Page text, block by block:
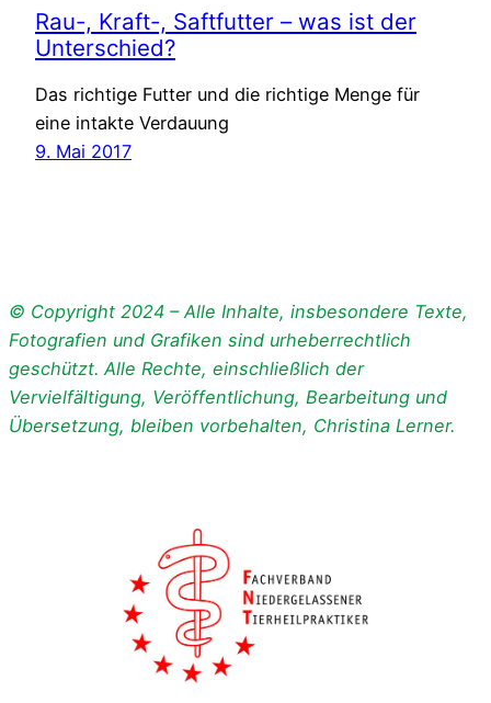
Rau-, Kraft-, Saftfutter – was ist der
Unterschied?
Das richtige Futter und die richtige Menge für
eine intakte Verdauung
9. Mai 2017
© Copyright 2024 – Alle Inhalte, insbesondere Texte,
Fotografien und Grafiken sind urheberrechtlich
geschützt. Alle Rechte, einschließlich der
Vervielfältigung, Veröffentlichung, Bearbeitung und
Übersetzung, bleiben vorbehalten, Christina Lerner.